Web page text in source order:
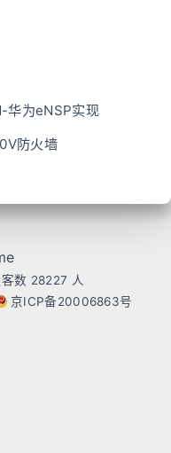
华为eNSP实现
防火墙
数 28227 人
京ICP备20006863号